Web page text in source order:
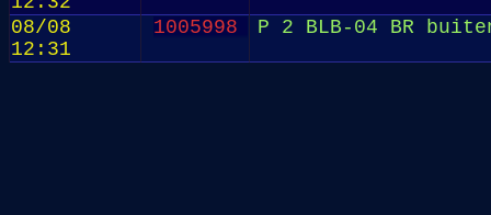
08/08
12:31
1005998 P 2 BLB-04 BR